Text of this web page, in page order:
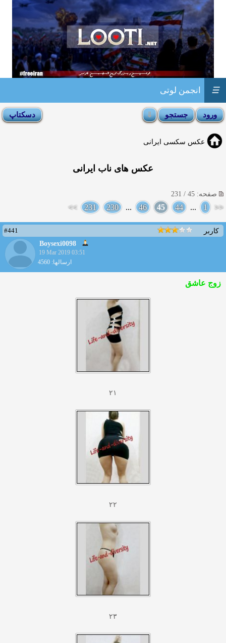
انجمن لوتی ☰
عکس سکسی ایرانی
عکس های ناب ایرانی
صفحه: 45 / 231
<<
1
...
44
45
46
...
230
231
>>
کاربر
#441
Boysexi0098
19 Mar 2019 03:51
ارسالها: 4560
زوج عاشق
۲۱
۲۲
۲۳